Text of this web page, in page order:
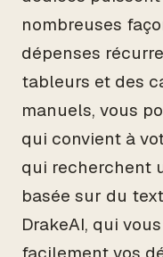
nombreuses
dépenses
tableurs et des
manuels, vous
qui convient à
qui recherchent
basée sur du
DrakeAI, qui